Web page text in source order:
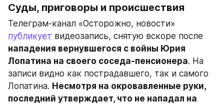
​Суды, приговоры и происшествия
публикует
нападения вернувшегося с войны Юрия
Лопатина на своего соседа-пенсионера. На
записи видно как пострадавшего, так и самого
Лопатина. Несмотря на окровавленные руки,
последний утверждает, что не нападал на